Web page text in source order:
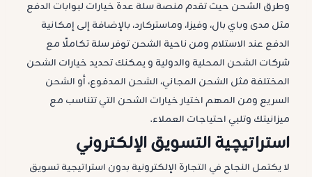
وطرق الشحن حيث تقدم منصة سلة عدة خيارات لبوابات الدفع
مثل مدى وباي بال، وفيزا، وماستركارد، بالإضافة إلى إمكانية
الدفع عند الاستلام ومن ناحية الشحن توفر سلة تكاملًا مع
شركات الشحن المحلية والدولية و يمكنك تحديد خيارات الشحن
المختلفة مثل الشحن المجاني، الشحن المدفوع، أو الشحن
السريع ومن المهم اختيار خيارات الشحن التي تتناسب مع
ميزانيتك وتلبي احتياجات العملاء.
استراتيچية التسويق الإلكتروني
لا يكتمل النجاح في التجارة الإلكترونية بدون استراتيجية تسويق